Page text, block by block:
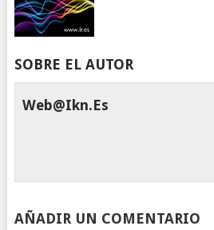
SOBRE EL AUTOR
Web@ikn.es
AÑADIR UN COMENTARIO